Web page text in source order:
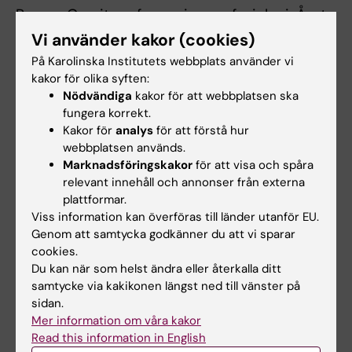
Ragnar Granit professor i neurofysiologi. Året
efter flyttade Nobelinstitutet till nya
byggnader vid Karolinska Institutets
nuvarande campus i Solna.
Växlade spår i sin forskning
I slutet av 1940-talet lämnade Ragnar Granit
synforskningen. Han valde då att i stället ägna
sig åt nervsystemets kontroll av kroppens
rörelser och byggde upp en framgångsrik
forskningsmiljö även kring det på Karolinska
Institutet.
Ragnar Granit föddes år 1900 och dog 1991.
Genom livet behöll han ett intresse för
humaniora. Han skrev kulturtexter i
Vi använder kakor (cookies)
På Karolinska Institutets webbplats använder vi
kakor för olika syften:
Nödvändiga kakor för att webbplatsen ska
fungera korrekt.
Kakor för analys för att förstå hur
webbplatsen används.
Marknadsföringskakor för att visa och spåra
relevant innehåll och annonser från externa
plattformar.
Viss information kan överföras till länder utanför EU.
Genom att samtycka godkänner du att vi sparar
cookies.
Du kan när som helst ändra eller återkalla ditt
samtycke via kakikonen längst ned till vänster på
sidan.
Mer information om våra kakor
Read this information in English